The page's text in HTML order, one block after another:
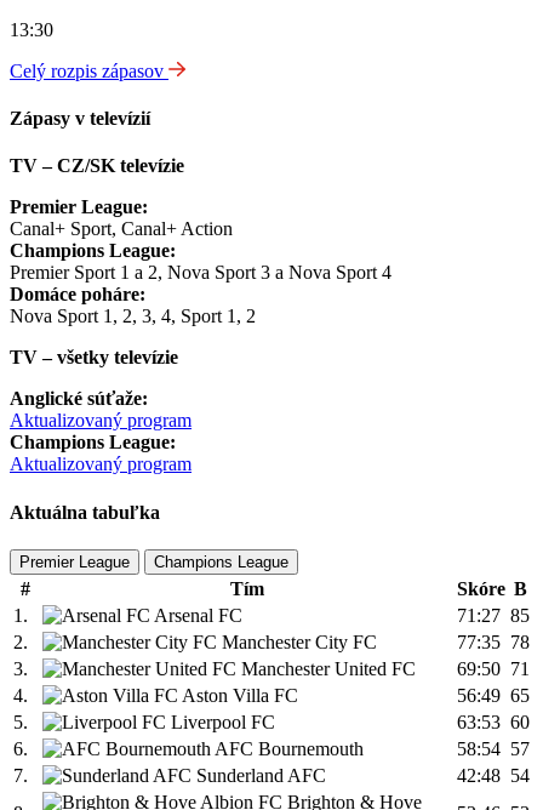
13:30
Celý rozpis zápasov
Zápasy v televízií
TV – CZ/SK televízie
Premier League:
Canal+ Sport, Canal+ Action
Champions League:
Premier Sport 1 a 2, Nova Sport 3 a Nova Sport 4
Domáce poháre:
Nova Sport 1, 2, 3, 4, Sport 1, 2
TV – všetky televízie
Anglické súťaže:
Aktualizovaný program
Champions League:
Aktualizovaný program
Aktuálna tabuľka
Premier League Champions League
# Tím Skóre B
1.
Arsenal FC 71:27 85
2.
Manchester City FC 77:35 78
3.
Manchester United FC 69:50 71
4.
Aston Villa FC 56:49 65
5.
Liverpool FC 63:53 60
6.
AFC Bournemouth 58:54 57
7.
Sunderland AFC 42:48 54
Brighton & Hove